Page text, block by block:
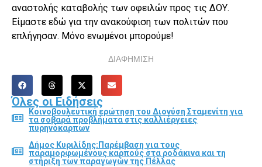
αναστολής καταβολής των οφειλών προς τις ΔΟΥ.
Είμαστε εδώ για την ανακούφιση των πολιτών που
επλήγησαν. Μόνο ενωμένοι μπορούμε!
ΔΙΑΦΗΜΙΣΗ
Όλες οι Ειδήσεις
Κοινοβουλευτική ερώτηση του Διονύση Σταμενίτη για
τα σοβαρά προβλήματα στις καλλιέργειες
πυρηνόκαρπων
Δήμος Κυριλίδης:Παρέμβαση για τους
παραμορφωμένους καρπούς στα ροδάκινα και τη
στήριξη των παραγωγών της Πέλλας